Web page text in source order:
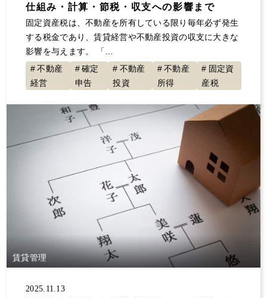
空室対策
決算書 1年目
セミナー登壇
値上げ
事故物件 融資 初年度
展示会
交渉
不動産所得
地主と家主
入居者 不動産収入
経費
税金
全国賃貸住宅新聞 トラブル
ゴミ屋敷
計算 損害賠償
償却
グループ相談会 管理会社
仕組み・計算・節税・収支への影響まで
固定資産税は、不動産を所有している限り毎年必ず発生
する税金であり、賃貸経営や不動産投資の収支に大きな
影響を与えます。 「…
不動産
経営
確定
申告
不動産
投資
不動産
所得
固定資
産税
賃貸管理
2025.11.13